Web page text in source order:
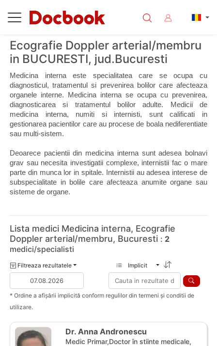
Ecografie Doppler arterial/membru
in BUCURESTI, jud.Bucuresti
Medicina interna este specialitatea care se ocupa cu
diagnosticul, tratamentul si prevenirea bolilor care afecteaza
organele interne. Medicina interna se ocupa cu prevenirea,
diagnosticarea si tratamentul bolilor adulte. Medicii de
medicina interna, numiti si internisti, sunt calificati in
gestionarea pacientilor care au procese de boala nediferentiate
sau multi-sistem.
Deoarece pacientii din medicina interna sunt adesea bolnavi
grav sau necesita investigatii complexe, internistii fac o mare
parte din munca lor in spitale. Internistii au adesea interese de
subspecialitate in bolile care afecteaza anumite organe sau
sisteme de organe.
Lista medici Medicina interna, Ecografie
Doppler arterial/membru, Bucuresti : 2
medici/specialisti
Filtreaza rezultatele Implicit
* Ordine a afișării implicită conform regulilor din termeni și conditii de
utilizare.
Dr. Anna Andronescu
Medic Primar,Doctor în stiinte medicale,